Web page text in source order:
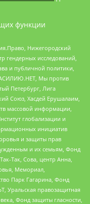
функции
Нижегородский
гендерных исследований,
и публичной политики,
Мы против
Петербург, Лига
Союз, Хасдей Ерушалаим,
массовой информации,
глобализации и
инициатив
и защиты прав
и их семьям, Фонд
Так, Сова, центр Анна,
Мемориал,
Парк Гагарина, Фонд
Уральская правозащитная
Фонд защиты гласности,